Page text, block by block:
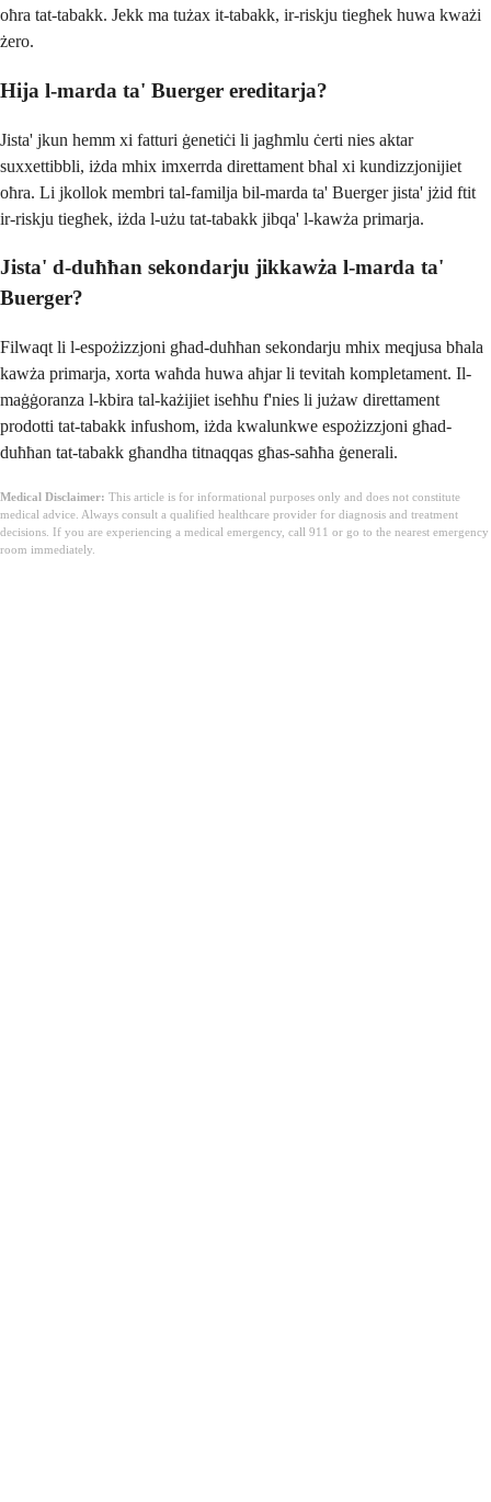
oħra tat-tabakk. Jekk ma tużax it-tabakk, ir-riskju tiegħek huwa kważi
żero.
Hija l-marda ta' Buerger ereditarja?
Jista' jkun hemm xi fatturi ġenetiċi li jagħmlu ċerti nies aktar
suxxettibbli, iżda mhix imxerrda direttament bħal xi kundizzjonijiet
oħra. Li jkollok membri tal-familja bil-marda ta' Buerger jista' jżid ftit
ir-riskju tiegħek, iżda l-użu tat-tabakk jibqa' l-kawża primarja.
Jista' d-duħħan sekondarju jikkawża l-marda ta'
Buerger?
Filwaqt li l-espożizzjoni għad-duħħan sekondarju mhix meqjusa bħala
kawża primarja, xorta waħda huwa aħjar li tevitah kompletament. Il-
maġġoranza l-kbira tal-każijiet iseħħu f'nies li jużaw direttament
prodotti tat-tabakk infushom, iżda kwalunkwe espożizzjoni għad-
duħħan tat-tabakk għandha titnaqqas għas-saħħa ġenerali.
Medical Disclaimer: This article is for informational purposes only and does not constitute
medical advice. Always consult a qualified healthcare provider for diagnosis and treatment
decisions. If you are experiencing a medical emergency, call 911 or go to the nearest emergency
room immediately.